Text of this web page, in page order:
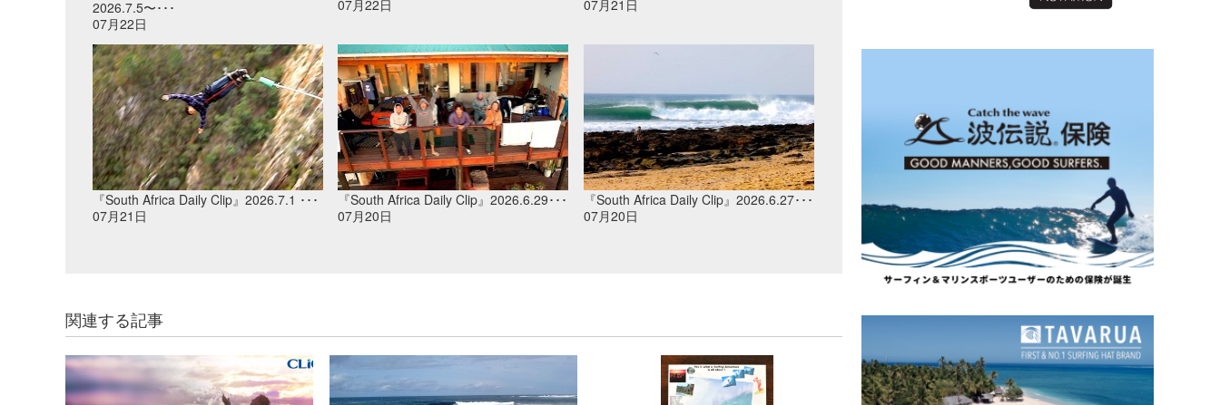
2026.7.5〜･･･
07月22日
07月22日
07月21日
『South Africa Daily Clip』2026.7.1 ･･･
07月21日
『South Africa Daily Clip』2026.6.29･･･
07月20日
『South Africa Daily Clip』2026.6.27･･･
07月20日
関連する記事